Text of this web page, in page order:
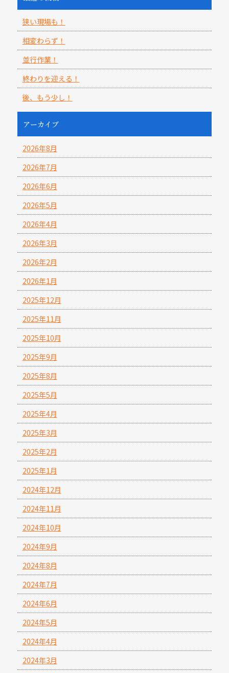
狭い現場も！
相変わらず！
並行作業！
終わりを迎える！
後、もう少し！
アーカイブ
2026年8月
2026年7月
2026年6月
2026年5月
2026年4月
2026年3月
2026年2月
2026年1月
2025年12月
2025年11月
2025年10月
2025年9月
2025年8月
2025年5月
2025年4月
2025年3月
2025年2月
2025年1月
2024年12月
2024年11月
2024年10月
2024年9月
2024年8月
2024年7月
2024年6月
2024年5月
2024年4月
2024年3月